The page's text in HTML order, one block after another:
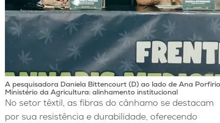
A pesquisadora Daniela Bittencourt (D) ao lado de Ana
Ministério da Agricultura: alinhamento institucional
No setor têxtil, as fibras do cânhamo se destacam
por sua resistência e durabilidade, oferecendo